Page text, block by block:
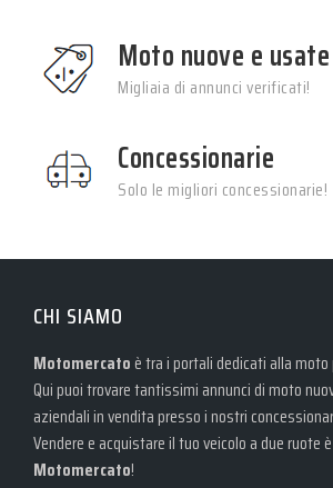
Moto nuove e usate
Migliaia di annunci verificati!
Concessionarie
Solo le migliori concessionarie!
CHI SIAMO
Motomercato è tra i portali dedicati alla
Qui puoi trovare tantissimi annunci di moto
aziendali in vendita presso i nostri
Vendere e acquistare il tuo veicolo a due ruote
Motomercato!